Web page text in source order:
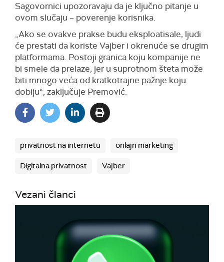
Sagovornici upozoravaju da je ključno pitanje u
ovom slučaju – poverenje korisnika.
„Ako se ovakve prakse budu eksploatisale, ljudi
će prestati da koriste Vajber i okrenuće se drugim
platformama. Postoji granica koju kompanije ne
bi smele da prelaze, jer u suprotnom šteta može
biti mnogo veća od kratkotrajne pažnje koju
dobiju“, zaključuje Premović.
privatnost na internetu onlajn marketing
Digitalna privatnost Vajber
Vezani članci